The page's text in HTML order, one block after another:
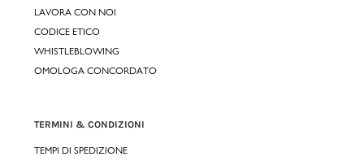
LAVORA CON NOI
CODICE ETICO
WHISTLEBLOWING
OMOLOGA CONCORDATO
TERMINI & CONDIZIONI
TEMPI DI SPEDIZIONE